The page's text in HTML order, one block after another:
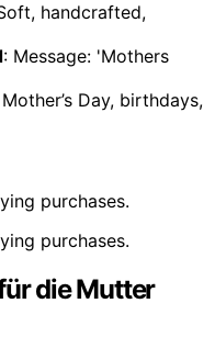
handcrafted,
: Message: 'Mothers
Day, birthdays,
purchases.
purchases.
die Mutter